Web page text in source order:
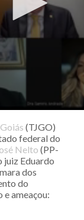
(TJGO)
federal do
Nelto (PP-
juiz Eduardo
dos
do
ameaçou: